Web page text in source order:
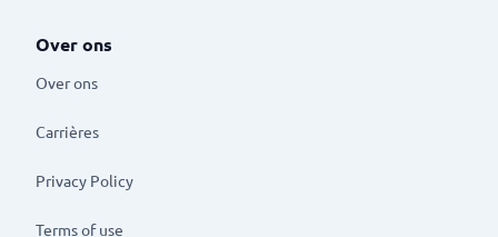
Over ons
Over ons
Carrières
Privacy Policy
Terms of use